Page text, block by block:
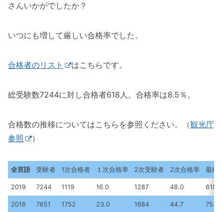
さんいかがでしたか？
いつにも増して厳しい合格率でした。
合格者のリスト はこちらです。
総受験数7244に対し合格者618人。合格率は8.5％。
合格数の推移についてはこちらを参照ください。（観光庁
参照
）
全言語 受験者 1次合格者 １次合格率 2次受験者 2次合格率 最終
2019 7244 1119 16.0 1287 48.0 618
2018 7651 1752 23.0 1684 44.7 753